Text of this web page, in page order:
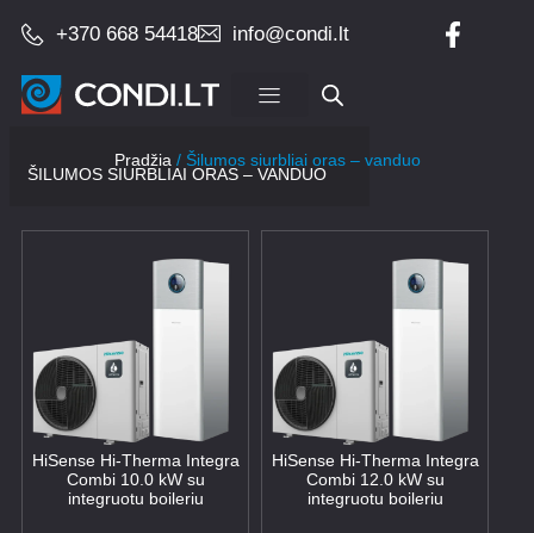
+370 668 54418 info@condi.lt
Pradžia / Šilumos siurbliai oras – vanduo
ŠILUMOS SIURBLIAI ORAS – VANDUO
HiSense Hi-Therma Integra
Combi 10.0 kW su
integruotu boileriu
HiSense Hi-Therma Integra
Combi 12.0 kW su
integruotu boileriu